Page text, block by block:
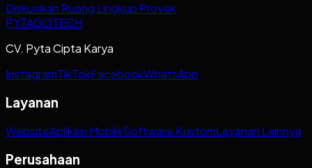
Diskusikan Ruang Lingkup Proyek
PYTAGOTECH
CV. Pyta Cipta Karya
InstagramTikTokFacebookWhatsApp
Layanan
WebsiteAplikasi MobileSoftware KustomLayanan Lainnya
Perusahaan